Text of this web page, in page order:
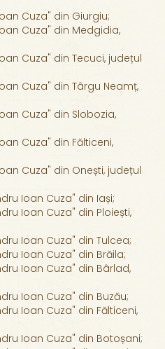
Cuza" din Giurgiu;
Cuza" din Medgidia,
Cuza" din Tecuci, județul
Cuza" din Târgu Neamț,
Cuza" din Slobozia,
Cuza" din Fălticeni,
Cuza" din Onești, județul
Ioan Cuza" din Iași;
Ioan Cuza" din Ploiești,
Ioan Cuza" din Tulcea;
Ioan Cuza" din Brăila;
Ioan Cuza" din Bârlad,
Ioan Cuza" din Buzău;
Ioan Cuza" din Fălticeni,
Ioan Cuza" din Botoșani;